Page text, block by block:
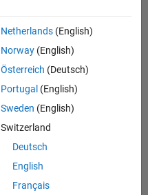
Netherlands(English)
Norway(English)
Österreich (Deutsch)
Portugal (English)
Sweden (English)
Switzerland
Deutsch
English
Français